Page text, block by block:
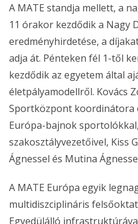
​​​​​​A MATE standja mellett, a
11 órakor kezdődik a Nagy
eredményhirdetése, a
adja át. Pénteken fél 1-től
kezdődik az egyetem által
életpályamodellről. Kovács
Sportközpont koordinátora
Európa-bajnok sportolókkal,
szakosztályvezetőivel, Kiss
Ágnessel és Mutina
A MATE Európa egyik
multidiszciplináris
Egyedülálló